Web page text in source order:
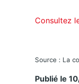
Consultez
Source : La
Publié le